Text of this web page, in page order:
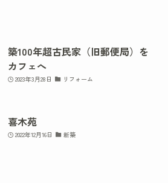
築100年超古民家（旧郵便局）を
カフェへ
2023年3月28日 リフォーム
喜木苑
2022年12月16日 新築